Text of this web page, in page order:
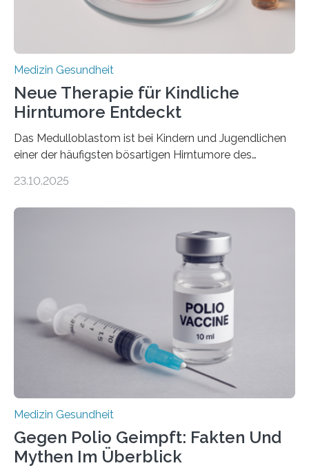
stark kontrahiert…
Medizin Gesundheit
Neue Therapie für Kindliche
Hirntumore Entdeckt
Das Medulloblastom ist bei Kindern und Jugendlichen
einer der häufigsten bösartigen Hirntumore des
Betroffenen können mit heutigen Methoden geheilt
Dringend benötigt werden zielgerichtete Therapien, die
nur Tumorschwachstellen angreifen und normales
Gewebe verschonen. Forschende um Daniel Merk vom
Hertie-Institut für klinische Hirnforschung am
Universitätsklinikum Tübingen haben eine solche
Schwachstelle im Erbgut einer Untergruppe des
Medulloblastoms gefunden. Die Wilhelm Sander-
Stiftung unterstützte das Projekt…
23.10.2025
Medizin Gesundheit
Gegen Polio Geimpft: Fakten Und
Mythen Im Überblick